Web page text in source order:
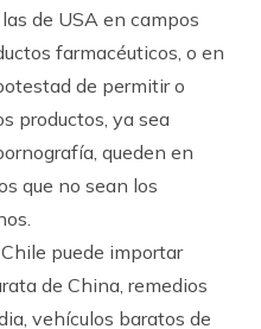
de USA en campos
farmacéuticos, o en
de permitir o
productos, ya sea
queden en
que no sean los
puede importar
de China, remedios
vehículos baratos de